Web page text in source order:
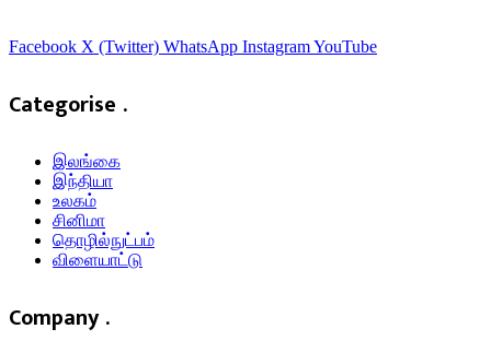
Facebook X (Twitter) WhatsApp InstagramYouTube
Categorise .
இலங்கை
இந்தியா
உலகம்
சினிமா
தொழில்நுட்பம்
விளையாட்டு
Company .